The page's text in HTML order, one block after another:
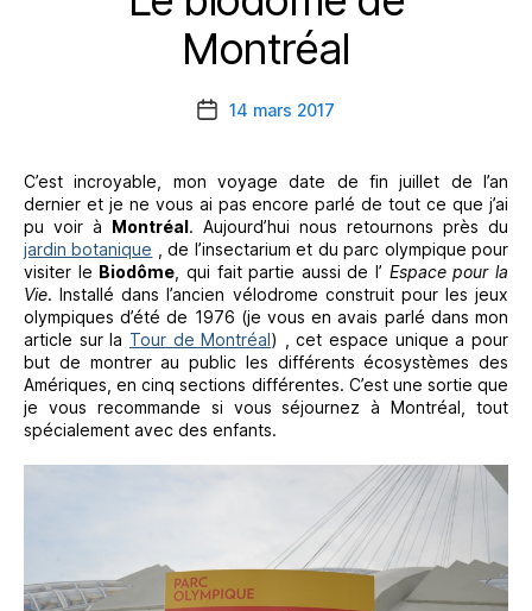
Montréal
Date14 mars 2017
C’est incroyable, mon voyage date de fin juillet de l’an
dernier et je ne vous ai pas encore parlé de tout ce que j’ai
pu voir à Montréal. Aujourd’hui nous retournons près du
jardin botanique , de l’insectarium et du parc olympique pour
visiter le Biodôme , qui fait partie aussi de l’ Espace pour la
Vie. Installé dans l’ancien vélodrome construit pour les jeux
olympiques d’été de 1976 (je vous en avais parlé dans mon
article sur la Tour de Montréal) , cet espace unique a pour
but de montrer au public les différents écosystèmes des
Amériques, en cinq sections différentes. C’est une sortie que
je vous recommande si vous séjournez à Montréal, tout
spécialement avec des enfants.